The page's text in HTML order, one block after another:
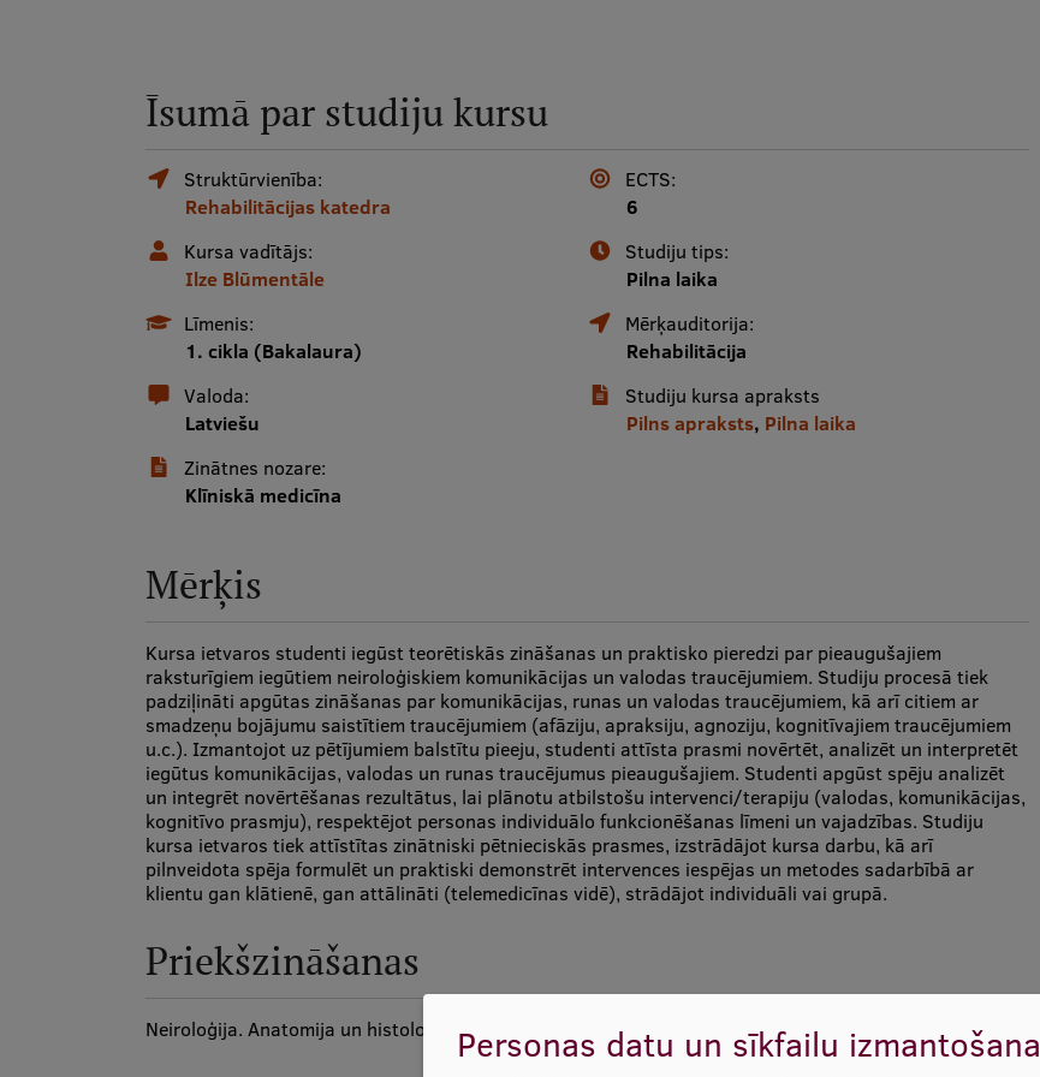
Īsumā par studiju kursu
Struktūrvienība:
Rehabilitācijas katedra
ECTS:
6
Kursa vadītājs:
Ilze Blūmentāle
Studiju tips:
Pilna laika
Līmenis:
1. cikla (Bakalaura)
Mērķauditorija:
Rehabilitācija
Valoda:
Latviešu
Studiju kursa apraksts
Pilns apraksts, Pilna laika
Zinātnes nozare:
Klīniskā medicīna
Mērķis
Kursa ietvaros studenti iegūst teorētiskās zināšanas un praktisko pieredzi par pieaugušajiem
raksturīgiem iegūtiem neiroloģiskiem komunikācijas un valodas traucējumiem. Studiju procesā tiek
padziļināti apgūtas zināšanas par komunikācijas, runas un valodas traucējumiem, kā arī citiem ar
smadzeņu bojājumu saistītiem traucējumiem (afāziju, apraksiju, agnoziju, kognitīvajiem traucējumiem
u.c.). Izmantojot uz pētījumiem balstītu pieeju, studenti attīsta prasmi novērtēt, analizēt un interpretēt
iegūtus komunikācijas, valodas un runas traucējumus pieaugušajiem. Studenti apgūst spēju analizēt
un integrēt novērtēšanas rezultātus, lai plānotu atbilstošu intervenci/terapiju (valodas, komunikācijas,
kognitīvo prasmju), respektējot personas individuālo funkcionēšanas līmeni un vajadzības. Studiju
kursa ietvaros tiek attīstītas zinātniski pētnieciskās prasmes, izstrādājot kursa darbu, kā arī
pilnveidota spēja formulēt un praktiski demonstrēt intervences iespējas un metodes sadarbībā ar
klientu gan klātienē, gan attālināti (telemedicīnas vidē), strādājot individuāli vai grupā.
Priekšzināšanas
Neiroloģija. Anatomija un histoloģija. Normālā fizioloģija un neirofizioloģija.
Personas datu un sīkfailu izmantošana